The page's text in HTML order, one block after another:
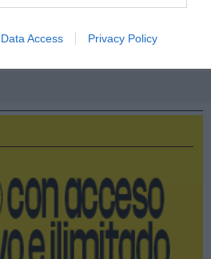
Data Access Privacy Policy